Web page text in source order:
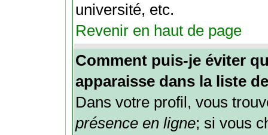
université, etc.
Revenir en haut de page
Comment puis-je éviter
apparaisse dans la liste
Dans votre profil, vous
présence en ligne; si vous